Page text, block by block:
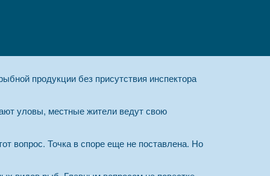
продукции без присутствия инспектора
уловы, местные жители ведут свою
вопрос. Точка в споре еще не поставлена. Но